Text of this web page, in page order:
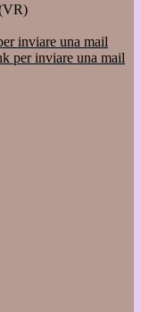
inviare una mail
per inviare una mail